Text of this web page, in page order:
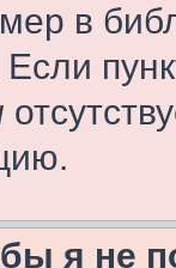
в
Если
я не